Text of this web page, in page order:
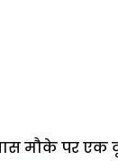
मौके पर एक